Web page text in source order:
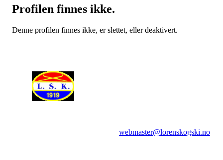
Profilen finnes ikke.
Denne profilen finnes ikke, er slettet, eller deaktivert.
webmaster@lorenskogski.no